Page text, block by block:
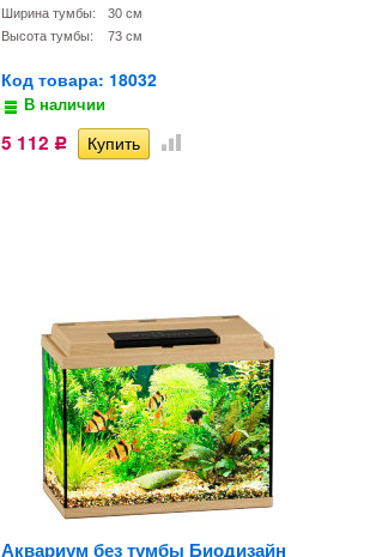
Ширина тумбы:
30 см
Высота тумбы:
73 см
Код товара: 18032
В наличии
5 112 Р
Аквариум без тумбы Биодизайн